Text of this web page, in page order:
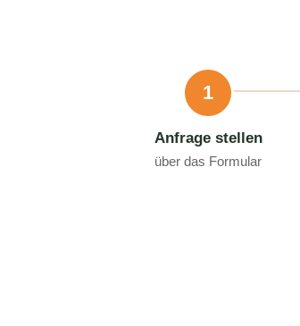
1
Anfrage stellen
über das Formular